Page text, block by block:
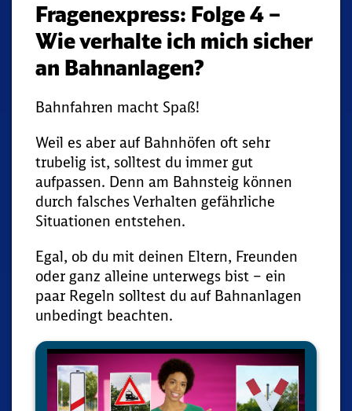
Fragenexpress: Folge 4 –
Wie verhalte ich mich sicher
an Bahnanlagen?
Bahnfahren macht Spaß!
Weil es aber auf Bahnhöfen oft sehr
trubelig ist, solltest du immer gut
aufpassen. Denn am Bahnsteig können
durch falsches Verhalten gefährliche
Situationen entstehen.
Egal, ob du mit deinen Eltern, Freunden
oder ganz alleine unterwegs bist – ein
paar Regeln solltest du auf Bahnanlagen
unbedingt beachten.
Media
Player